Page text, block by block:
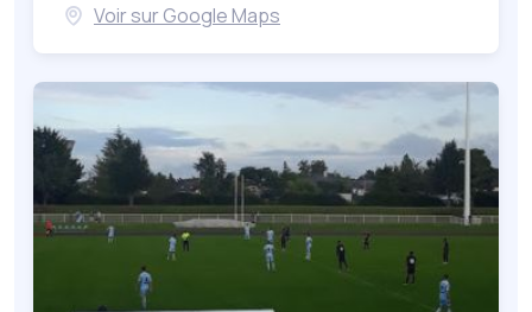
Voir sur Google Maps